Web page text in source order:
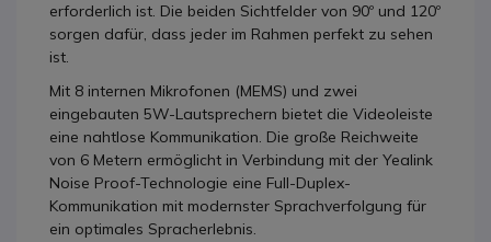
erforderlich ist. Die beiden Sichtfelder von 90º und 120º
sorgen dafür, dass jeder im Rahmen perfekt zu sehen
ist.
Mit 8 internen Mikrofonen (MEMS) und zwei
eingebauten 5W-Lautsprechern bietet die Videoleiste
eine nahtlose Kommunikation. Die große Reichweite
von 6 Metern ermöglicht in Verbindung mit der Yealink
Noise Proof-Technologie eine Full-Duplex-
Kommunikation mit modernster Sprachverfolgung für
ein optimales Spracherlebnis.